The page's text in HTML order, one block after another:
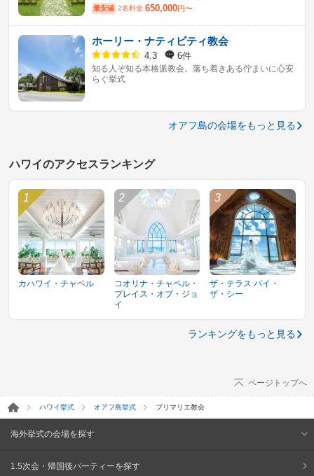
最安値 2名料金 650,000円〜
ホーリー・ナティビティ教会
4.3 6件
知る人ぞ知る本格派教会。落ち着きある佇まいに心安
らぐ挙式
オアフ島の会場をもっと見る
ハワイのアクセスランキング
カハワイ・チャペル
コオリナ・チャペル・
プレイス・オブ・ジョ
イ
ザ・テラス バイ・
ザ・シー
ランキングをもっと見る
ページトップへ
ハワイ挙式 オアフ島挙式 プリマリエ教会
海外挙式の会場を探す
1.5次会・帰国後パーティーを探す